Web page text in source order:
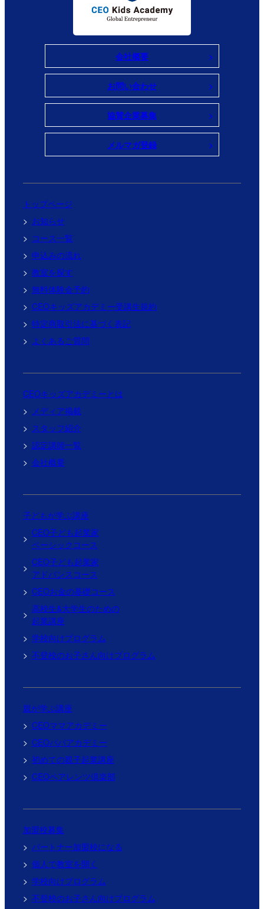
会社概要
お問い合わせ
協賛企業募集
メルマガ登録
トップページ
お知らせ
コース一覧
申込みの流れ
教室を探す
無料体験会予約
CEOキッズアカデミー受講生規約
特定商取引法に基づく表記
よくあるご質問
CEOキッズアカデミーとは
メディア掲載
スタッフ紹介
認定講師一覧
会社概要
子どもが学ぶ講座
CEO子ども起業家
ベーシックコース
CEO子ども起業家
アドバンスコース
CEOお金の基礎コース
高校生&大学生のための
起業講座
学校向けプログラム
不登校のお子さん向けプログラム
親が学ぶ講座
CEOママアカデミー
CEOパパアカデミー
初めての親子起業講座
CEOペアレンツ倶楽部
加盟校募集
パートナー加盟校になる
個人で教室を開く
学校向けプログラム
不登校のお子さん向けプログラム